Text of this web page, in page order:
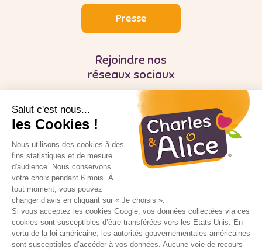
Salut c'est nous...
les Cookies !
Nous utilisons des cookies à des
fins statistiques et de mesure
d'audience. Nous conservons
votre choix pendant 6 mois. À
tout moment, vous pouvez
changer d’avis en cliquant sur « Je choisis ».
Si vous acceptez les cookies Google, vos données collectées via ces
cookies sont susceptibles d’être transférées vers les Etats-Unis. En
vertu de la loi américaine, les autorités gouvernementales américaines
sont susceptibles d’accéder à vos données. Aucune voie de recours
Presse
Rejoindre nos
réseaux sociaux
Pour votre santé, mangez au moins cinq
fruits et légumes par jour
5 fruits et légumes par jour
Manger mieux et bouger plus tout en se
faisant plaisir c’est possible